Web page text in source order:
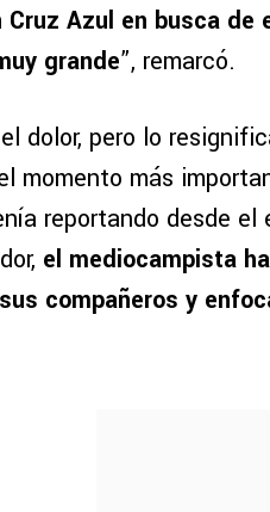
Cruz Azul en busca
grande”, remarcó.
dolor, pero lo
momento más
reportando desde
el mediocampista
compañeros y